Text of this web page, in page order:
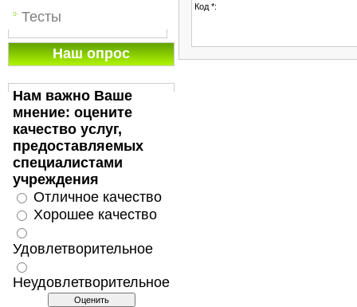
Тесты
Наш опрос
Нам важно Ваше
мнение: оцените
качество услуг,
предоставляемых
специалистами
учреждения
Отличное качество
Хорошее качество
Удовлетворительное
Неудовлетворительное
Код *: